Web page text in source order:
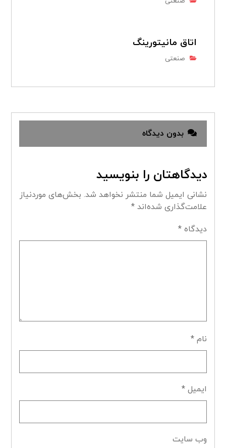
اتاق مانیتورینگ
صنعتی
بدون دیدگاه
دیدگاهتان را بنویسید
نشانی ایمیل شما منتشر نخواهد شد. بخش‌های موردنیاز
علامت‌گذاری شده‌اند*
دیدگاه*
نام*
ایمیل*
وب‌ سایت